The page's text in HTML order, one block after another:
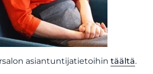
asiantuntijatietoihin täältä.